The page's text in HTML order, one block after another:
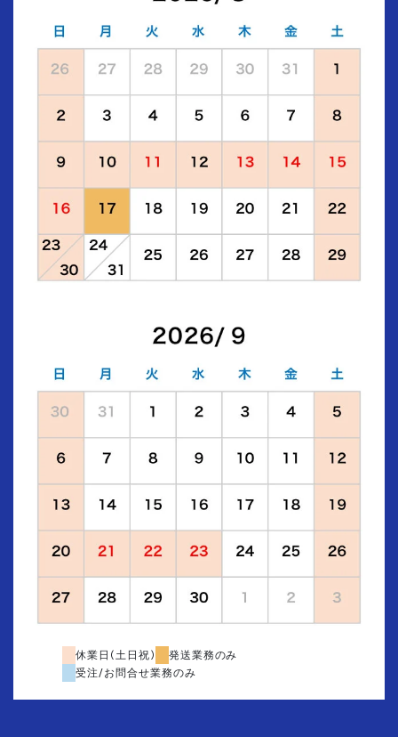
休業日(土日祝)
発送業務のみ
受注/お問合せ業務のみ